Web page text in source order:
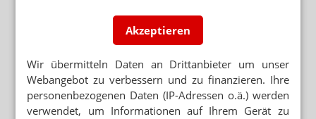
Akzeptieren
Wir übermitteln Daten an Drittanbieter um unser
Webangebot zu verbessern und zu finanzieren. Ihre
personenbezogenen Daten (IP-Adressen o.ä.) werden
verwendet, um Informationen auf Ihrem Gerät zu
VERUNREINIGUNG IM ANALGETIKUM
Paracetamol enthält 4-Chloranilin
MASSNAHMEN GEGEN ENGPÄSSE
Paracetamol: Frankreich will selbst
produzieren